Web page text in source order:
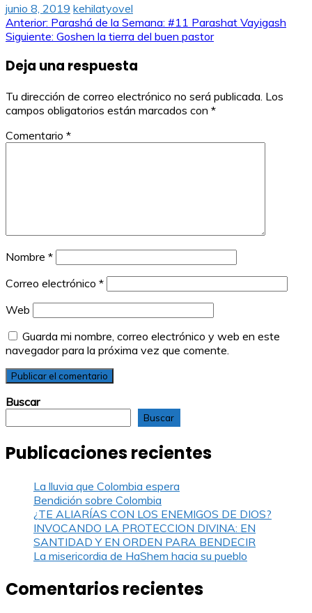
junio 8, 2019 kehilatyovel
Navegación
entradas
Anterior: Parashá de la Semana: #11 Parashat Vayigash
Siguiente: Goshen la tierra del buen pastor
Deja una respuesta
Tu dirección de correo electrónico no será publicada. Los
campos obligatorios están marcados con *
Comentario *
Nombre *
Correo electrónico *
Web
Guarda mi nombre, correo electrónico y web en este
navegador para la próxima vez que comente.
Buscar
Buscar
Publicaciones recientes
La lluvia que Colombia espera
Bendición sobre Colombia
¿TE ALIARÍAS CON LOS ENEMIGOS DE DIOS?
INVOCANDO LA PROTECCION DIVINA: EN
SANTIDAD Y EN ORDEN PARA BENDECIR
La misericordia de HaShem hacia su pueblo
Comentarios recientes